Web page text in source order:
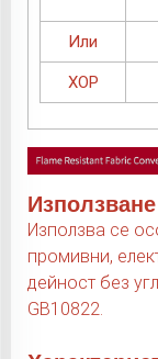
Или
ХОР
Използване
Използва се
промивни,
дейност без
GB10822.